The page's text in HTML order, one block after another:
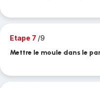
Etape 7 /9
Mettre le moule dans le